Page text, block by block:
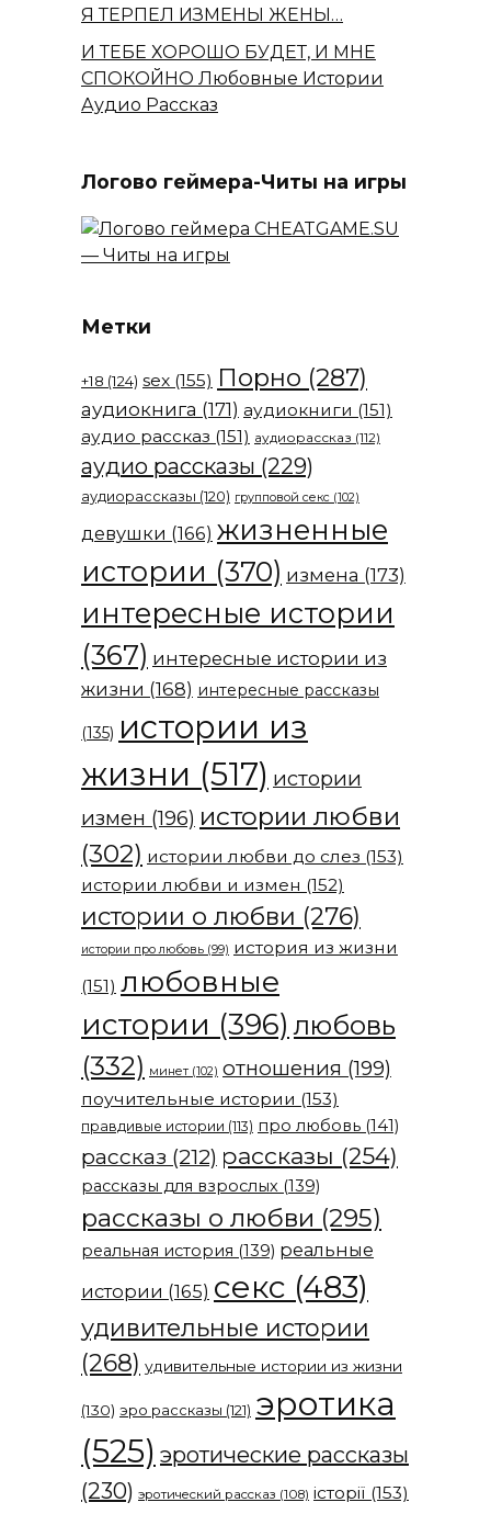
Я ТЕРПЕЛ ИЗМЕНЫ ЖЕНЫ…
И ТЕБЕ ХОРОШО БУДЕТ, И МНЕ
СПОКОЙНО Любовные Истории
Аудио Рассказ
Логово геймера-Читы на игры
Метки
+18 (124) sex (155) Порно (287)
аудиокнига (171) аудиокниги (151)
аудио рассказ (151) аудиорассказ (112)
аудио рассказы (229)
аудиорассказы (120) групповой секс (102)
девушки (166) жизненные
истории (370) измена (173)
интересные истории
(367) интересные истории из
жизни (168) интересные рассказы
(135) истории из
жизни (517) истории
измен (196) истории любви
(302) истории любви до слез (153)
истории любви и измен (152)
истории о любви (276)
истории про любовь (99) история из жизни
(151) любовные
истории (396) любовь
(332) минет (102) отношения (199)
поучительные истории (153)
правдивые истории (113) про любовь (141)
рассказ (212) рассказы (254)
рассказы для взрослых (139)
рассказы о любви (295)
реальная история (139) реальные
истории (165) секс (483)
удивительные истории
(268) удивительные истории из жизни
(130) эро рассказы (121) эротика
(525) эротические рассказы
(230) эротический рассказ (108) історії (153)